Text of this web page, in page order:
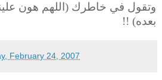
وتقول في خاطرك (اللهم هون
بعده) !!
February 24, 2007